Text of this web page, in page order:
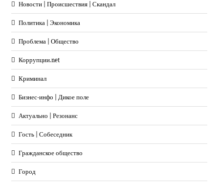
Новости | Происшествия | Скандал
Политика | Экономика
Проблема | Общество
Коррупции.net
Криминал
Бизнес-инфо | Дикое поле
Актуально | Резонанс
Гость | Собеседник
Гражданское общество
Город